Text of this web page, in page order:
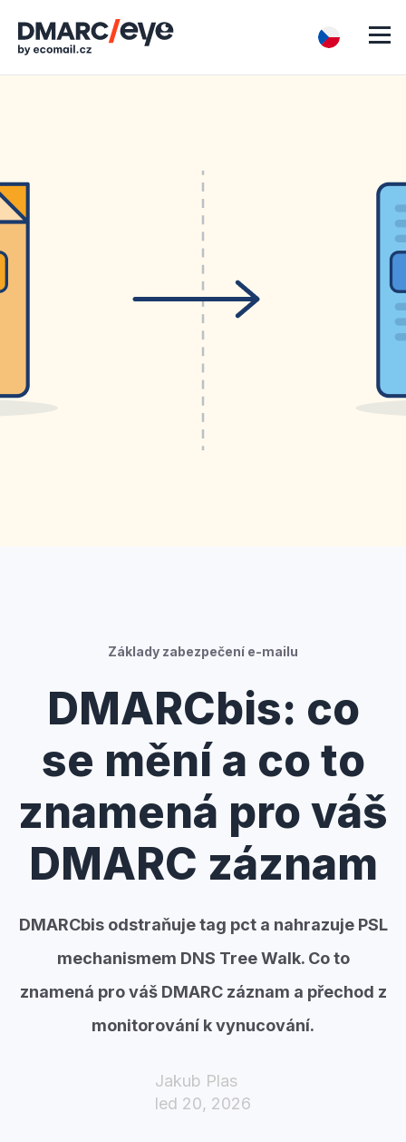
Základy zabezpečení e-mailu
DMARCbis: co
se mění a co to
znamená pro váš
DMARC záznam
DMARCbis odstraňuje tag pct a nahrazuje PSL
mechanismem DNS Tree Walk. Co to
znamená pro váš DMARC záznam a přechod z
monitorování k vynucování.
Jakub Plas
led 20, 2026